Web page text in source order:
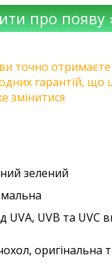
точно
гарантій, що
змінитися
зелений
UVA, UVB та
оригінальна